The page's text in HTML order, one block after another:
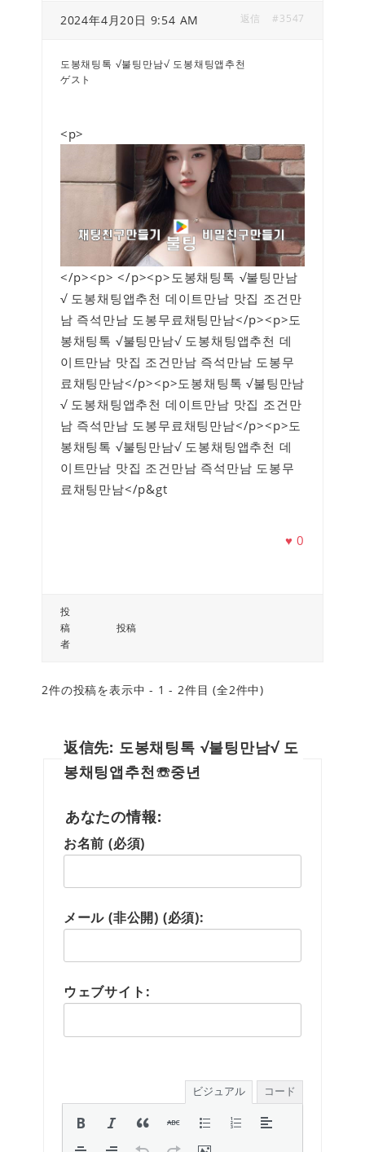
2024年4月20日 9:54 AM #3547
返信
도봉채팅톡 √불팅만남√ 도봉채팅앱추천
ゲスト
<p>
</p><p> </p><p>도봉채팅톡 √불팅만남
√ 도봉채팅앱추천 데이트만남 맛집 조건만
남 즉석만남 도봉무료채팅만남</p><p>도
봉채팅톡 √불팅만남√ 도봉채팅앱추천 데
이트만남 맛집 조건만남 즉석만남 도봉무
료채팅만남</p><p>도봉채팅톡 √불팅만남
√ 도봉채팅앱추천 데이트만남 맛집 조건만
남 즉석만남 도봉무료채팅만남</p><p>도
봉채팅톡 √불팅만남√ 도봉채팅앱추천 데
이트만남 맛집 조건만남 즉석만남 도봉무
료채팅만남</p&gt
♥0
投
稿
者
投稿
2件の投稿を表示中 - 1 - 2件目 (全2件中)
返信先: 도봉채팅톡 √불팅만남√ 도
봉채팅앱추천☏중년
あなたの情報:
お名前 (必須)
メール (非公開) (必須):
ウェブサイト:
ビジュアル コード